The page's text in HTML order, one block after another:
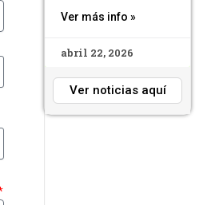
Ver más info »
abril 22, 2026
Ver noticias aquí